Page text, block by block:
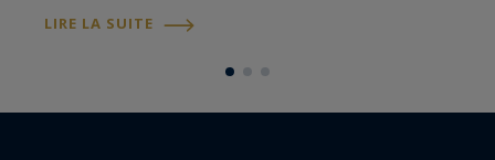
domaine viticole et lieu de création, il incarne une
LIRE LA SUITE